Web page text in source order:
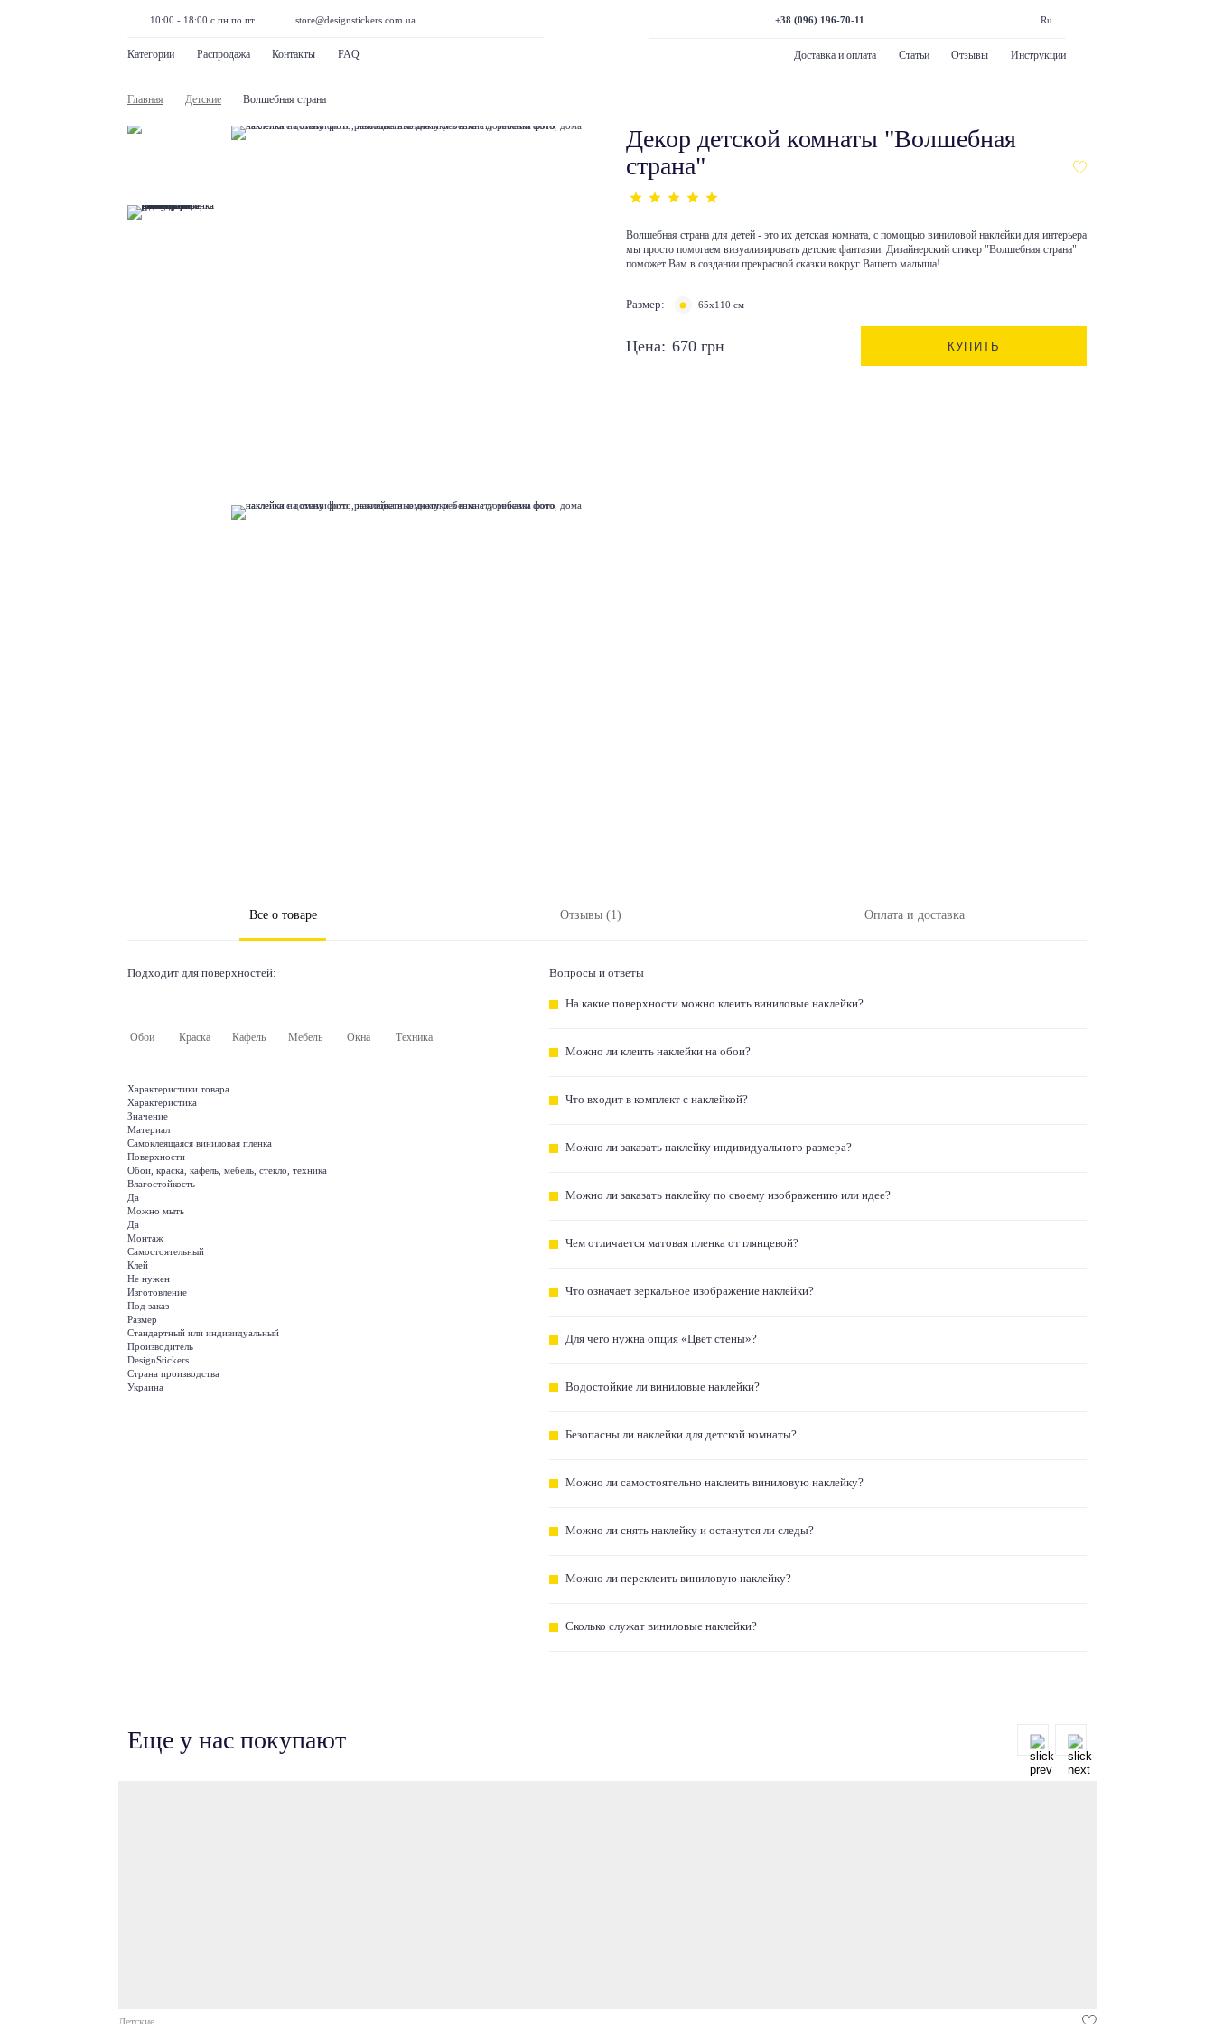
10:00 - 18:00 с пн по пт store@designstickers.com.ua
Категории Распродажа Контакты FAQ
+38 (096) 196-70-11 Ru
Доставка и оплата Статьи Отзывы Инструкции
Главная Детские Волшебная страна
Декор детской комнаты "Волшебная
страна"
Волшебная страна для детей - это их детская комната, с помощью виниловой наклейки для интерьера
мы просто помогаем визуализировать детские фантазии. Дизайнерский стикер "Волшебная страна"
поможет Вам в создании прекрасной сказки вокруг Вашего малыша!
Размер: 65х110 см
Цена: 670 грн КУПИТЬ
Все о товаре Отзывы (1) Оплата и доставка
Подходит для поверхностей:
Обои Краска Кафель Мебель Окна Техника
Характеристики товара
Характеристика
Значение
Материал
Самоклеящаяся виниловая пленка
Поверхности
Обои, краска, кафель, мебель, стекло, техника
Влагостойкость
Да
Можно мыть
Да
Монтаж
Самостоятельный
Клей
Не нужен
Изготовление
Под заказ
Размер
Стандартный или индивидуальный
Производитель
DesignStickers
Страна производства
Украина
Вопросы и ответы
На какие поверхности можно клеить виниловые наклейки?
Можно ли клеить наклейки на обои?
Что входит в комплект с наклейкой?
Можно ли заказать наклейку индивидуального размера?
Можно ли заказать наклейку по своему изображению или идее?
Чем отличается матовая пленка от глянцевой?
Что означает зеркальное изображение наклейки?
Для чего нужна опция «Цвет стены»?
Водостойкие ли виниловые наклейки?
Безопасны ли наклейки для детской комнаты?
Можно ли самостоятельно наклеить виниловую наклейку?
Можно ли снять наклейку и останутся ли следы?
Можно ли переклеить виниловую наклейку?
Сколько служат виниловые наклейки?
Еще у нас покупают